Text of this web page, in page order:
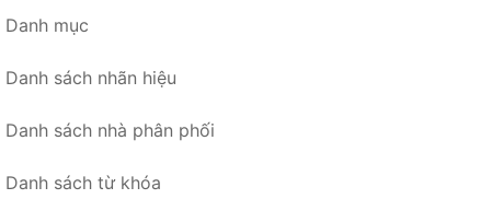
Danh mục
Danh sách nhãn hiệu
Danh sách nhà phân phối
Danh sách từ khóa